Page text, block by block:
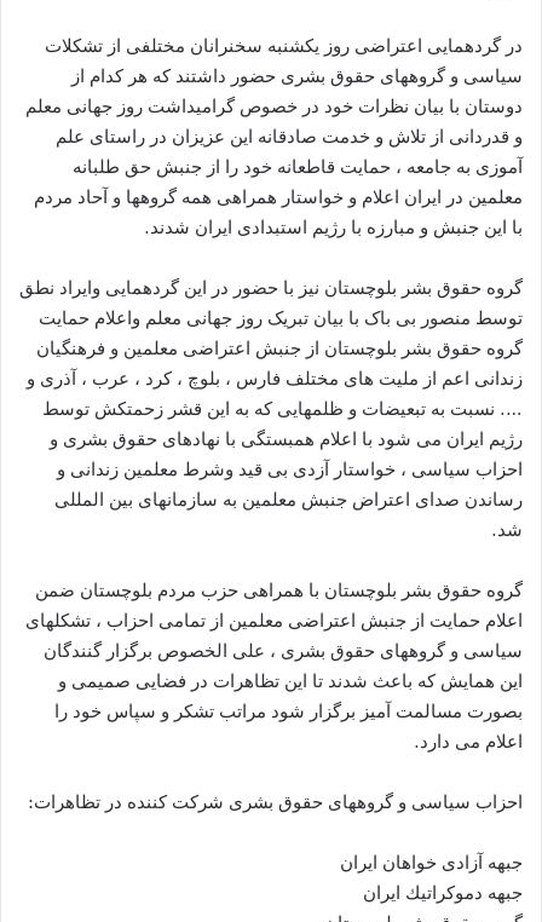
در گردهمایی اعتراضی روز یکشنبه سخنرانان مختلفی از تشکلات
سیاسی و گروههای حقوق بشری حضور داشتند که هر کدام از
دوستان با بیان نظرات خود در خصوص گرامیداشت روز جهانی معلم
و قدردانی از تلاش و خدمت صادقانه این عزیزان در راستای علم
آموزی به جامعه ، حمایت قاطعانه خود را از جنبش حق طلبانه
معلمین در ایران اعلام و خواستار همراهی همه گروهها و آحاد مردم
با این جنبش و مبارزه با رژیم استبدادی ایران شدند.
گروه حقوق بشر بلوچستان نیز با حضور در این گردهمایی وایراد نطق
توسط منصور بی باک با بیان تبریک روز جهانی معلم واعلام حمایت
گروه حقوق بشر بلوچستان از جنبش اعتراضی معلمین و فرهنگیان
زندانی اعم از ملیت های مختلف فارس ، بلوچ ، کرد ، عرب ، آذری و
…. نسبت به تبعیضات و ظلمهایی که به این قشر زحمتکش توسط
رژیم ایران می شود با اعلام همبستگی با نهادهای حقوق بشری و
احزاب سیاسی ، خواستار آزدی بی قید وشرط معلمین زندانی و
رساندن صدای اعتراض جنبش معلمین به سازمانهای بین المللی
شد.
گروه حقوق بشر بلوچستان با همراهی حزب مردم بلوچستان ضمن
اعلام حمایت از جنبش اعتراضی معلمین از تمامی احزاب ، تشکلهای
سیاسی و گروههای حقوق بشری ، علی الخصوص برگزار گنندگان
این همایش که باعث شدند تا این تظاهرات در فضایی صمیمی و
بصورت مسالمت آمیز برگزار شود مراتب تشکر و سپاس خود را
اعلام می دارد.
احزاب سیاسی و گروههای حقوق بشری شرکت کننده در تظاهرات:
جبهه آزادى خواهان ايران
جبهه دموكراتيك ايران